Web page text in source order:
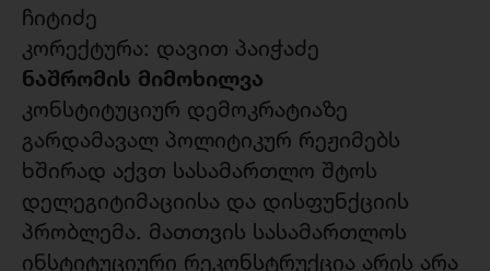
ჩიტიძე
კორექტურა: დავით პაიჭაძე
ნაშრომის მიმოხილვა
კონსტიტუციურ დემოკრატიაზე
გარდამავალ პოლიტიკურ რეჟიმებს
ხშირად აქვთ სასამართლო შტოს
დელეგიტიმაციისა და დისფუნქციის
პრობლემა. მათთვის სასამართლოს
ინსტიტუციური რეკონსტრუქცია არის არა